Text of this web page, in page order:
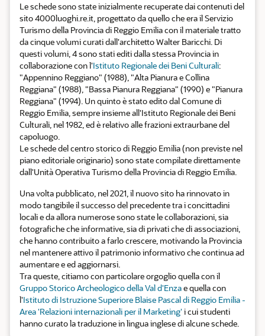
Le schede sono state inizialmente recuperate dai contenuti del
sito 4000luoghi.re.it, progettato da quello che era il Servizio
Turismo della Provincia di Reggio Emilia con il materiale tratto
da cinque volumi curati dall'architetto Walter Baricchi. Di
questi volumi, 4 sono stati editi dalla stessa Provincia in
collaborazione con l'Istituto Regionale dei Beni Culturali:
"Appennino Reggiano" (1988), "Alta Pianura e Collina
Reggiana" (1988), "Bassa Pianura Reggiana" (1990) e "Pianura
Reggiana" (1994). Un quinto è stato edito dal Comune di
Reggio Emilia, sempre insieme all'Istituto Regionale dei Beni
Culturali, nel 1982, ed è relativo alle frazioni extraurbane del
capoluogo.
Le schede del centro storico di Reggio Emilia (non previste nel
piano editoriale originario) sono state compilate direttamente
dall'Unità Operativa Turismo della Provincia di Reggio Emilia.
Una volta pubblicato, nel 2021, il nuovo sito ha rinnovato in
modo tangibile il successo del precedente tra i concittadini
locali e da allora numerose sono state le collaborazioni, sia
fotografiche che informative, sia di privati che di associazioni,
che hanno contribuito a farlo crescere, motivando la Provincia
nel mantenere attivo il patrimonio informativo che continua ad
aumentare e ed aggiornarsi.
Tra queste, citiamo con particolare orgoglio quella con il
Gruppo Storico Archeologico della Val d'Enzae quella con
l'Istituto di Istruzione Superiore Blaise Pascal di Reggio Emilia -
Area 'Relazioni internazionali per il Marketing'i cui studenti
hanno curato la traduzione in lingua inglese di alcune schede.